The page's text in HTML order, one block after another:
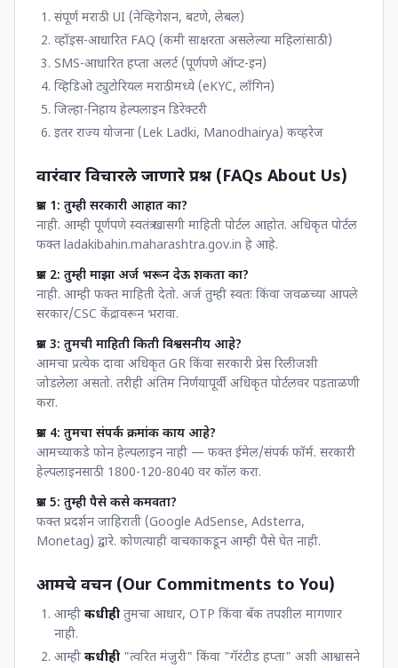
संपूर्ण मराठी UI (नेव्हिगेशन, बटणे, लेबल)
व्हॉइस-आधारित FAQ (कमी साक्षरता असलेल्या महिलांसाठी)
SMS-आधारित हप्ता अलर्ट (पूर्णपणे ऑप्ट-इन)
व्हिडिओ ट्युटोरियल मराठीमध्ये (eKYC, लॉगिन)
जिल्हा-निहाय हेल्पलाइन डिरेक्टरी
इतर राज्य योजना (Lek Ladki, Manodhairya) कव्हरेज
वारंवार विचारले जाणारे प्रश्न (FAQs About Us)
प्रश्न 1: तुम्ही सरकारी आहात का?
नाही. आम्ही पूर्णपणे स्वतंत्र खासगी माहिती पोर्टल आहोत. अधिकृत पोर्टल
फक्त ladakibahin.maharashtra.gov.in हे आहे.
प्रश्न 2: तुम्ही माझा अर्ज भरून देऊ शकता का?
नाही. आम्ही फक्त माहिती देतो. अर्ज तुम्ही स्वतः किंवा जवळच्या आपले
सरकार/CSC केंद्रावरून भरावा.
प्रश्न 3: तुमची माहिती किती विश्वसनीय आहे?
आमचा प्रत्येक दावा अधिकृत GR किंवा सरकारी प्रेस रिलीजशी
जोडलेला असतो. तरीही अंतिम निर्णयापूर्वी अधिकृत पोर्टलवर पडताळणी
करा.
प्रश्न 4: तुमचा संपर्क क्रमांक काय आहे?
आमच्याकडे फोन हेल्पलाइन नाही — फक्त ईमेल/संपर्क फॉर्म. सरकारी
हेल्पलाइनसाठी 1800-120-8040 वर कॉल करा.
प्रश्न 5: तुम्ही पैसे कसे कमवता?
फक्त प्रदर्शन जाहिराती (Google AdSense, Adsterra,
Monetag) द्वारे. कोणत्याही वाचकाकडून आम्ही पैसे घेत नाही.
आमचे वचन (Our Commitments to You)
आम्ही कधीही तुमचा आधार, OTP किंवा बँक तपशील मागणार
नाही.
आम्ही कधीही "त्वरित मंजुरी" किंवा "गॅरंटीड हप्ता" अशी आश्वासने